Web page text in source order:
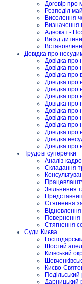
Договір про
Розподіл
Виселення
Визначення
Адвокат -
Виїзд
Довідка про
Довідка про
Довідка про
Довідка про
Довідка про
Довідка про
Довідка про
Довідка про
Довідка про
Довідка про
Довідка про
Довідка про
Довідка
Довідка про
Трудові суперечки
Аналіз
Складання
Звільнення
Стягнення
Повернення
Стягнення
Суди Києва
Шостий
Київський
Києво-
Дарницький